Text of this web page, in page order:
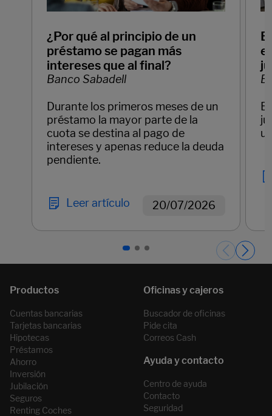
¿Por qué al principio de un
préstamo se pagan más
intereses que al final?
Banco Sabadell
Durante los primeros meses de un
préstamo la mayor parte de la
cuota se destina al pago de
intereses y apenas reduce la deuda
pendiente.
Leer artículo 20/07/2026
Cuentas bancarias
Tarjetas bancarias
Hipotecas
Préstamos
Ahorro
Inversión
Jubilación
Seguros
Renting Coches
Buscador de oficinas
Pide cita
Correos Cash
Centro de ayuda
Contacto
Seguridad